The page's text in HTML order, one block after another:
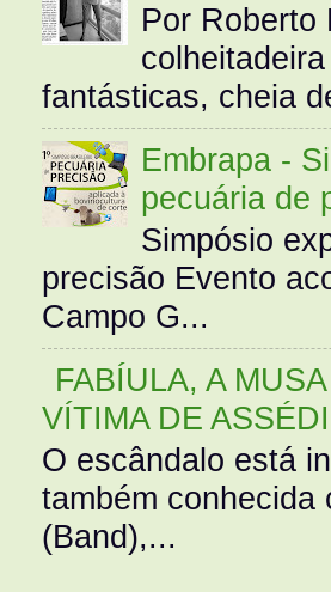
Por Roberto
fantásticas, cheia
Embrapa -
pecuária de
Simpósio
precisão Evento
Campo G...
FABÍULA, A
VÍTIMA DE
O escândalo está
também conhecida
(Band),...